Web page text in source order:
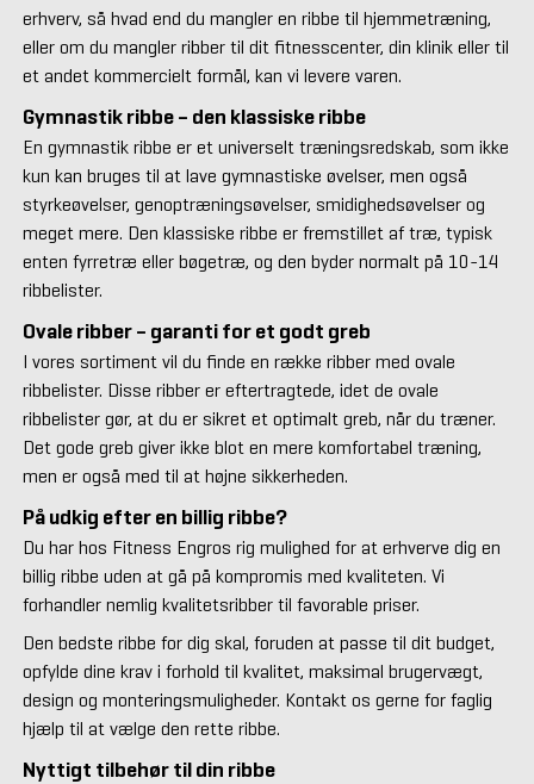
erhverv, så hvad end du mangler en ribbe til hjemmetræning,
eller om du mangler ribber til dit fitnesscenter, din klinik eller til
et andet kommercielt formål, kan vi levere varen.
Gymnastik ribbe – den klassiske ribbe
En gymnastik ribbe er et universelt træningsredskab, som ikke
kun kan bruges til at lave gymnastiske øvelser, men også
styrkeøvelser, genoptræningsøvelser, smidighedsøvelser og
meget mere. Den klassiske ribbe er fremstillet af træ, typisk
enten fyrretræ eller bøgetræ, og den byder normalt på 10-14
ribbelister.
Ovale ribber – garanti for et godt greb
I vores sortiment vil du finde en række ribber med ovale
ribbelister. Disse ribber er eftertragtede, idet de ovale
ribbelister gør, at du er sikret et optimalt greb, når du træner.
Det gode greb giver ikke blot en mere komfortabel træning,
men er også med til at højne sikkerheden.
På udkig efter en billig ribbe?
Du har hos Fitness Engros rig mulighed for at erhverve dig en
billig ribbe uden at gå på kompromis med kvaliteten. Vi
forhandler nemlig kvalitetsribber til favorable priser.
Den bedste ribbe for dig skal, foruden at passe til dit budget,
opfylde dine krav i forhold til kvalitet, maksimal brugervægt,
design og monteringsmuligheder. Kontakt os gerne for faglig
hjælp til at vælge den rette ribbe.
Nyttigt tilbehør til din ribbe